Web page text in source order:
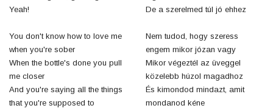
Yeah!
You don't know how to love me
when you're sober
When the bottle's done you pull
me closer
And you're saying all the things
that you're supposed to
De a szerelmed túl jó ehhez
Nem tudod, hogy szeress
engem mikor józan vagy
Mikor végeztél az üveggel
közelebb húzol magadhoz
És kimondod mindazt, amit
mondanod kéne